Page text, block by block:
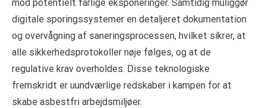
mod potentielt farlige eksponeringer. Samtidig muliggør
digitale sporingssystemer en detaljeret dokumentation
og overvågning af saneringsprocessen, hvilket sikrer, at
alle sikkerhedsprotokoller nøje følges, og at de
regulative krav overholdes. Disse teknologiske
fremskridt er uundværlige redskaber i kampen for at
skabe asbestfri arbejdsmiljøer.